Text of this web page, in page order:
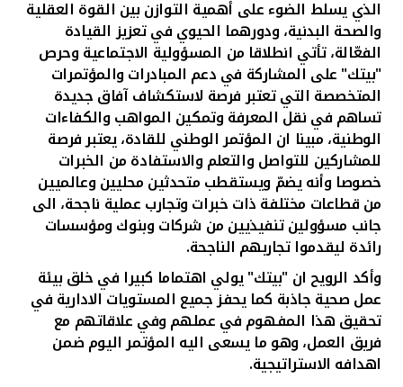
الذي يسلط الضوء على أهمية التوازن بين القوة العقلية
والصحة البدنية، ودورهما الحيوي في تعزيز القيادة
الفعّالة، تأتي انطلاقا من المسؤولية الاجتماعية وحرص
"بيتك" على المشاركة في دعم المبادرات والمؤتمرات
المتخصصة التي تعتبر فرصة لاستكشاف آفاق جديدة
تساهم في نقل المعرفة وتمكين المواهب والكفاءات
الوطنية، مبينا ان المؤتمر الوطني للقادة، يعتبر فرصة
للمشاركين للتواصل والتعلم والاستفادة من الخبرات
خصوصا وأنه يضمّ ويستقطب متحدثين محليين وعالميين
من قطاعات مختلفةذات خبرات وتجارب عملية ناجحة، الى
جانب مسؤولين تنفيذيين من شركات وبنوك ومؤسسات
رائدة ليقدموا تجاربهم الناجحة.
وأكد الرويح ان "بيتك" يولي اهتماما كبيرا في خلق بيئة
عمل صحية جاذبة كما يحفز جميع المستويات الادارية في
تحقيق هذا المفهوم في عملهم وفي علاقاتهم مع
فريق العمل، وهو ما يسعى اليه المؤتمر اليوم ضمن
اهدافه الاستراتيجية.